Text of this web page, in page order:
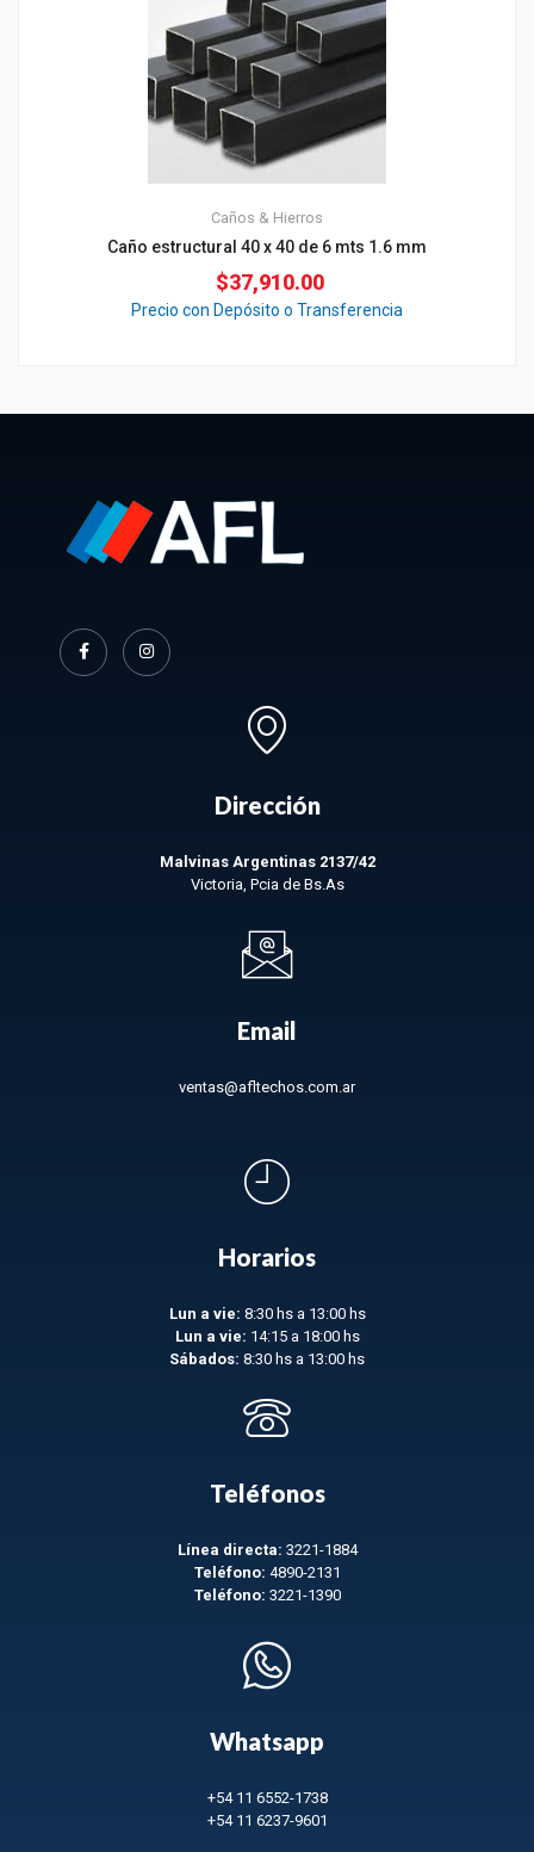
Caños & Hierros
Caño estructural 40 x 40 de 6 mts 1.6 mm
$37,910.00
Precio con Depósito o Transferencia
Dirección
Malvinas Argentinas 2137/42
Victoria, Pcia de Bs.As
Email
ventas@afltechos.com.ar
Horarios
Lun a vie: 8:30 hs a 13:00 hs
Lun a vie: 14:15 a 18:00 hs
Sábados: 8:30 hs a 13:00 hs
Teléfonos
Línea directa: 3221-1884
Teléfono: 4890-2131
Teléfono: 3221-1390
Whatsapp
+54 11 6552-1738
+54 11 6237-9601